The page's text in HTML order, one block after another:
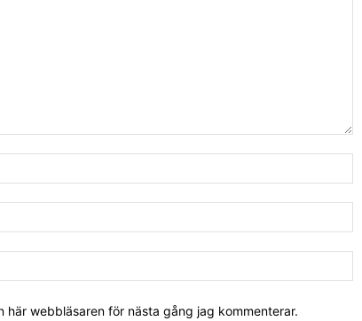
webbläsaren för nästa gång jag kommenterar.